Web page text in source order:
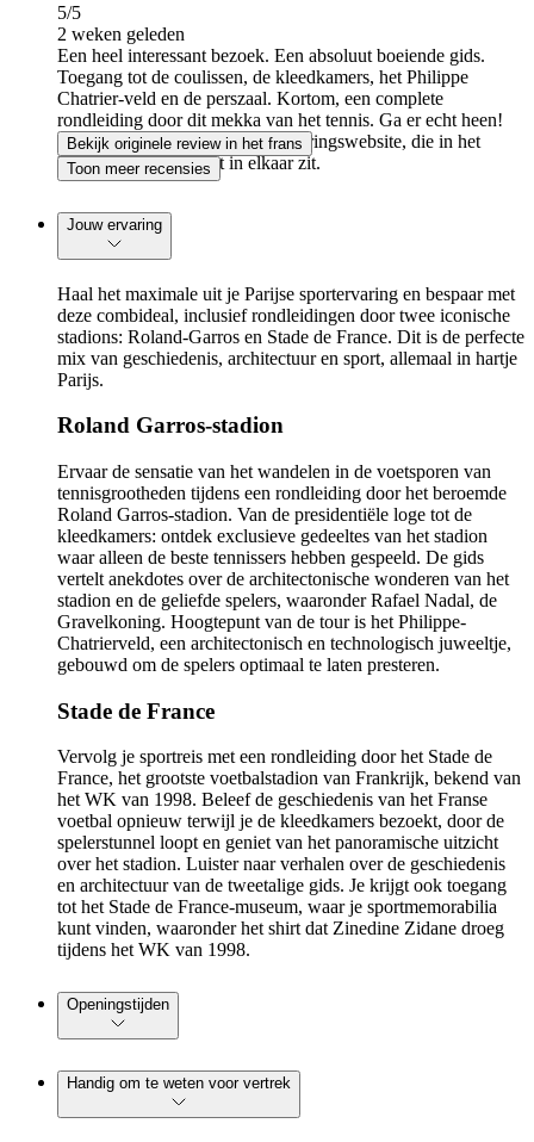
5/5
2 weken geleden
Een heel interessant bezoek. Een absoluut boeiende gids.
Toegang tot de coulissen, de kleedkamers, het Philippe
Chatrier-veld en de perszaal. Kortom, een complete
rondleiding door dit mekka van het tennis. Ga er echt heen!
Het enige minpuntje is de reserveringswebsite, die in het
Engels is en erg slecht in elkaar zit.
Bekijk originele review in het frans
Toon meer recensies
Jouw ervaring
Haal het maximale uit je Parijse sportervaring en bespaar met
deze combideal, inclusief rondleidingen door twee iconische
stadions: Roland-Garros en Stade de France. Dit is de perfecte
mix van geschiedenis, architectuur en sport, allemaal in hartje
Parijs.
Roland Garros-stadion
Ervaar de sensatie van het wandelen in de voetsporen van
tennisgrootheden tijdens een rondleiding door het beroemde
Roland Garros-stadion. Van de presidentiële loge tot de
kleedkamers: ontdek exclusieve gedeeltes van het stadion
waar alleen de beste tennissers hebben gespeeld. De gids
vertelt anekdotes over de architectonische wonderen van het
stadion en de geliefde spelers, waaronder Rafael Nadal, de
Gravelkoning. Hoogtepunt van de tour is het Philippe-
Chatrierveld, een architectonisch en technologisch juweeltje,
gebouwd om de spelers optimaal te laten presteren.
Stade de France
Vervolg je sportreis met een rondleiding door het Stade de
France, het grootste voetbalstadion van Frankrijk, bekend van
het WK van 1998. Beleef de geschiedenis van het Franse
voetbal opnieuw terwijl je de kleedkamers bezoekt, door de
spelerstunnel loopt en geniet van het panoramische uitzicht
over het stadion. Luister naar verhalen over de geschiedenis
en architectuur van de tweetalige gids. Je krijgt ook toegang
tot het Stade de France-museum, waar je sportmemorabilia
kunt vinden, waaronder het shirt dat Zinedine Zidane droeg
tijdens het WK van 1998.
Openingstijden
Handig om te weten voor vertrek